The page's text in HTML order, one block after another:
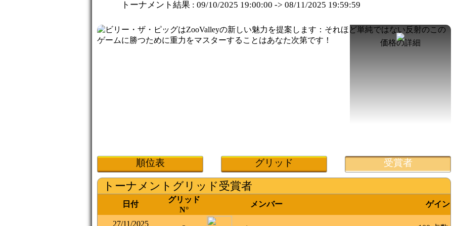
トーナメント結果 :09/10/2025 19:00:00 ->08/11/2025 19:59:59
価格の詳細
順位表 グリッド 受賞者
トーナメントグリッド受賞者
日付
グリッド
N°
メンバー ゲイン
27/11/2025